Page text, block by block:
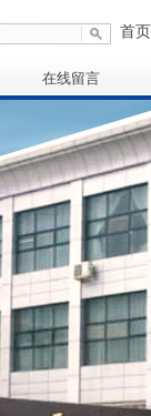
首页
在线留言